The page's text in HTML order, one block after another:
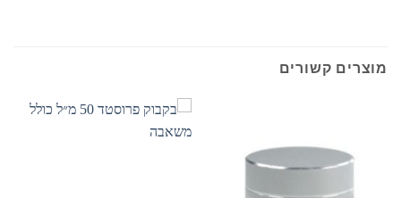
מוצרים קשורים